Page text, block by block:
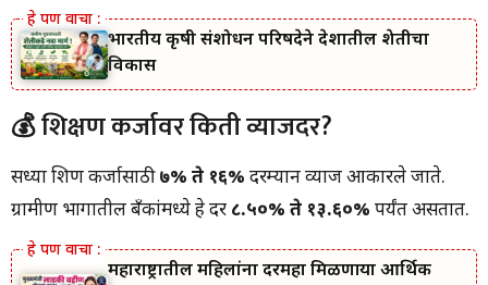
भारतीय कृषी संशोधन परिषदेने देशातील शेतीचा
विकास
💰 शिक्षण कर्जावर किती व्याजदर?
सध्या शिक्षण कर्जासाठी७% ते १६% दरम्यान व्याज आकारले जाते.
ग्रामीण भागातील बँकांमध्ये हे दर ८.५०% ते १३.६०% पर्यंत असतात.
महाराष्ट्रातील महिलांना दरमहा मिळणाऱ्या आर्थिक